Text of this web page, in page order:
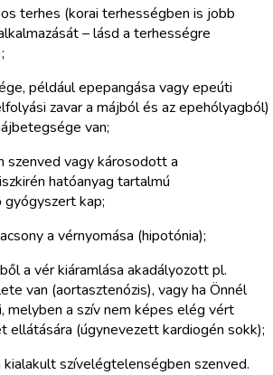
terhes (korai terhességben is jobb
– lásd a terhességre
például epepangása vagy epeúti
zavar a májból és az epehólyagból)
van;
szenved vagy károsodott a
hatóanyag tartalmú
kap;
a vérnyomása (hipotónia);
a vér kiáramlása akadályozott pl.
van (aortasztenózis), vagy ha Önnél
melyben a szív nem képes elég vért
ellátására (úgynevezett kardiogén sokk);
kialakult szívelégtelenségben szenved.